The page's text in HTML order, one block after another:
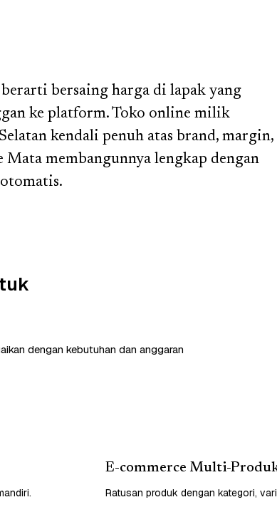
bersaing harga di lapak yang
ke platform. Toko online milik
kendali penuh atas brand, margin,
Mata membangunnya lengkap dengan
dengan kebutuhan dan anggaran
E-commerce Multi-
Ratusan produk dengan kategori,